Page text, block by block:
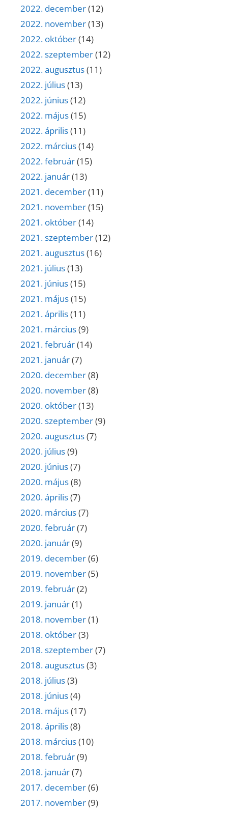
2022. december(12)
2022. november(13)
2022. október(14)
2022. szeptember(12)
2022. augusztus(11)
2022. július(13)
2022. június(12)
2022. május(15)
2022. április(11)
2022. március(14)
2022. február(15)
2022. január(13)
2021. december(11)
2021. november(15)
2021. október(14)
2021. szeptember(12)
2021. augusztus(16)
2021. július(13)
2021. június(15)
2021. május(15)
2021. április(11)
2021. március(9)
2021. február(14)
2021. január(7)
2020. december(8)
2020. november(8)
2020. október(13)
2020. szeptember(9)
2020. augusztus(7)
2020. július(9)
2020. június(7)
2020. május(8)
2020. április(7)
2020. március(7)
2020. február(7)
2020. január(9)
2019. december(6)
2019. november(5)
2019. február(2)
2019. január(1)
2018. november(1)
2018. október(3)
2018. szeptember(7)
2018. augusztus(3)
2018. július(3)
2018. június(4)
2018. május(17)
2018. április(8)
2018. március(10)
2018. február(9)
2018. január(7)
2017. december(6)
2017. november(9)